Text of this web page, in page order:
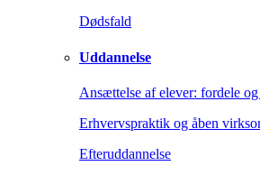
Dødsfald
Uddannelse
Ansættelse af elever: fordele
Erhvervspraktik og åben
Efteruddannelse